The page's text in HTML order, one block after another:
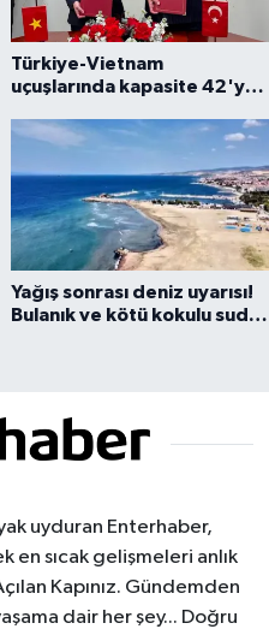
Türkiye-Vietnam
uçuşlarında kapasite 42'ye
Yağış sonrası deniz uyarısı!
Bulanık ve kötü kokulu suda
uyduran Enterhaber,
sıcak gelişmeleri anlık
Kapınız. Gündemden
dair her şey... Doğru